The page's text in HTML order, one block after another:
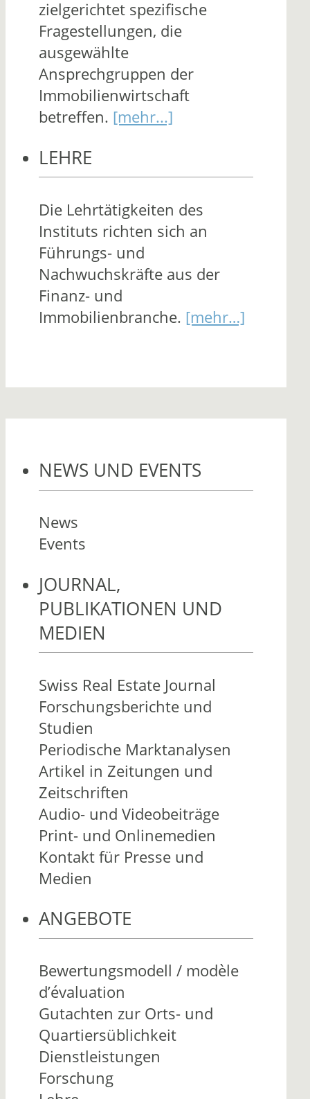
zielgerichtet spezifische
Fragestellungen, die
ausgewählte
Ansprechgruppen der
Immobilienwirtschaft
betreffen. [mehr...]
LEHRE
Die Lehrtätigkeiten des
Instituts richten sich an
Führungs- und
Nachwuchskräfte aus der
Finanz- und
Immobilienbranche. [mehr…]
NEWS UND EVENTS
News
Events
JOURNAL,
PUBLIKATIONEN UND
MEDIEN
Swiss Real Estate Journal
Forschungsberichte und
Studien
Periodische Marktanalysen
Artikel in Zeitungen und
Zeitschriften
Audio- und Videobeiträge
Print- und Onlinemedien
Kontakt für Presse und
Medien
ANGEBOTE
Bewertungsmodell / modèle
d’évaluation
Gutachten zur Orts- und
Quartiersüblichkeit
Dienstleistungen
Forschung